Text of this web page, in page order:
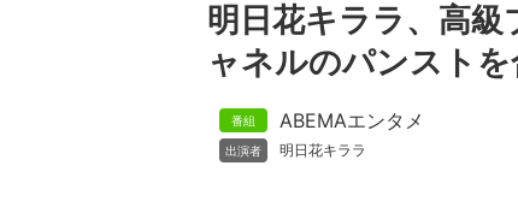
明日花キララ、高
ャネルのパンスト
ABEMAエンタメ
明日花キララ